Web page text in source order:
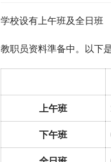
学校设有上午班及全日班
教职员资料準备中。以下
上午班
下午班